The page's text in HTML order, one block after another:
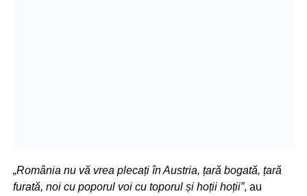
„România nu vă vrea plecați în Austria, țară bogată, țară
furată, noi cu poporul voi cu toporul și hoții hoții”, au